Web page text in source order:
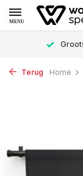
MENU
Terug Home